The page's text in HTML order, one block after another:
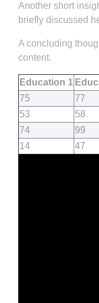
Another short
briefly discussed
A concluding
content.
Education 1
75
77
53
58
74
99
14
47